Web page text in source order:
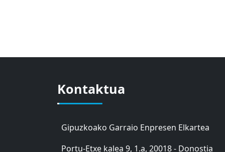
Kontaktua
Gipuzkoako Garraio Enpresen Elkartea
Portu-Etxe kalea 9, 1.a, 20018 - Donostia